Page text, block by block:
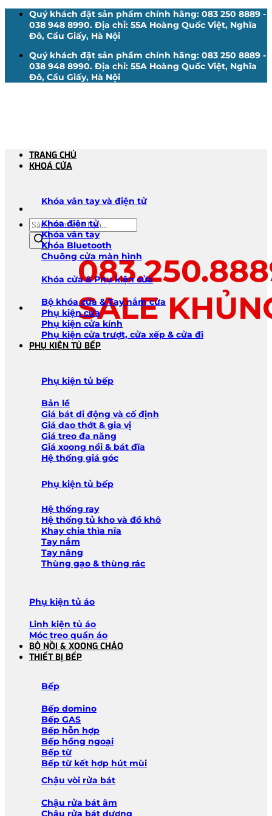
Quý khách đặt sản phẩm chính hãng: 083 250 8889 -
038 948 8990. Địa chỉ: 55A Hoàng Quốc Việt, Nghĩa
Đô, Cầu Giấy, Hà Nội
Quý khách đặt sản phẩm chính hãng: 083 250 8889 -
038 948 8990. Địa chỉ: 55A Hoàng Quốc Việt, Nghĩa
Đô, Cầu Giấy, Hà Nội
Tìm
kiếm
sản
phẩm
SALE
TRANG CHỦ
KHOÁ CỬA
Khóa vân tay và điện tử
Khóa điện tử
Khóa vân tay
Khóa Bluetooth
Chuông cửa màn hình
Khóa cửa & Phụ kiện cửa
Bộ khóa cửa & Tay nắm cửa
Phụ kiện cửa
Phụ kiện cửa kính
Phụ kiện cửa trượt, cửa xếp & cửa đi
PHỤ KIỆN TỦ BẾP
Phụ kiện tủ bếp
Bản lề
Giá bát di động và cố định
Giá dao thớt & gia vị
Giá treo đa năng
Giá xoong nồi & bát đĩa
Hệ thống giá góc
Phụ kiện tủ bếp
Hệ thống ray
Hệ thống tủ kho và đồ khô
Khay chia thìa nĩa
Tay nắm
Tay nâng
Thùng gạo & thùng rác
Phụ kiện tủ áo
Linh kiện tủ áo
Móc treo quần áo
BỘ NỒI & XOONG CHẢO
THIẾT BỊ BẾP
Bếp
Bếp domino
Bếp GAS
Bếp hỗn hợp
Bếp hồng ngoại
Bếp từ
Bếp từ kết hợp hút mùi
Chậu vòi rửa bát
Chậu rửa bát âm
Chậu rửa bát dương